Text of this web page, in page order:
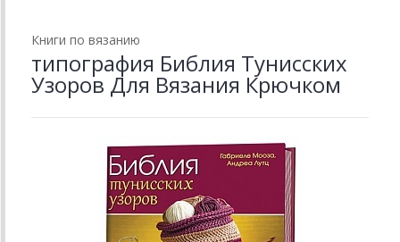
Книги по вязанию
типография Библия Тунисских
Узоров Для Вязания Крючком